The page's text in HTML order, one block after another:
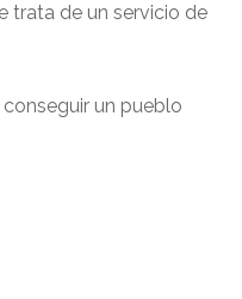
trata de un servicio de
un pueblo